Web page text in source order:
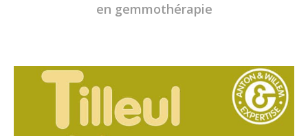
en gemmothérapie